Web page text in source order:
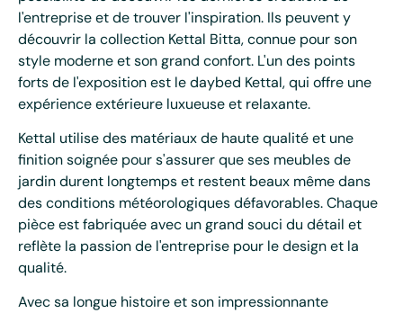
l'entreprise et de trouver l'inspiration. Ils peuvent y
découvrir la collection Kettal Bitta, connue pour son
style moderne et son grand confort. L'un des points
forts de l'exposition est le daybed Kettal, qui offre une
expérience extérieure luxueuse et relaxante.
Kettal utilise des matériaux de haute qualité et une
finition soignée pour s'assurer que ses meubles de
jardin durent longtemps et restent beaux même dans
des conditions météorologiques défavorables. Chaque
pièce est fabriquée avec un grand souci du détail et
reflète la passion de l'entreprise pour le design et la
qualité.
Avec sa longue histoire et son impressionnante